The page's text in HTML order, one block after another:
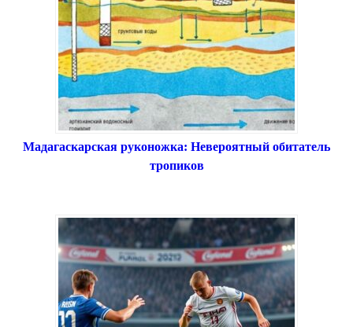
Мадагаскарская руконожка: Невероятный обитатель
тропиков